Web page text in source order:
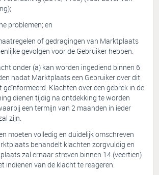
problemen; en
of gedragingen van Marktplaats
gevolgen voor de Gebruiker hebben.
onder (a) kan worden ingediend binnen 6
nadat Marktplaats een Gebruiker over dit
geïnformeerd. Klachten over een gebrek in de
dienen tijdig na ontdekking te worden
een termijn van 2 maanden in ieder
zijn.
moeten volledig en duidelijk omschreven
behandelt klachten zorgvuldig en
zal ernaar streven binnen 14 (veertien)
indienen van de klacht te reageren.